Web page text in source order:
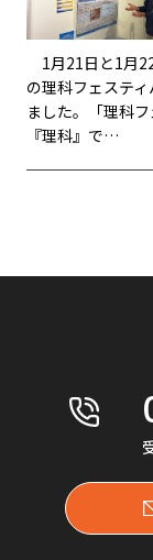
1月21日と1月
の理科フェステ
ました。「理科
『理科』で…